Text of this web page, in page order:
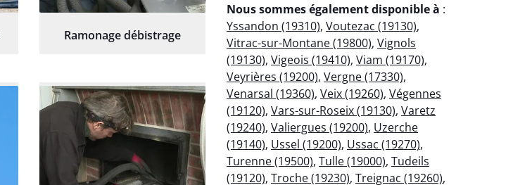
Ramonage débistrage
Nous sommes également disponible à :
Yssandon (19310), Voutezac (19130),
Vitrac-sur-Montane (19800), Vignols
(19130), Vigeois (19410), Viam (19170),
Veyrières (19200), Vergne (17330),
Venarsal (19360), Veix (19260), Végennes
(19120), Vars-sur-Roseix (19130), Varetz
(19240), Valiergues (19200), Uzerche
(19140), Ussel (19200), Ussac (19270),
Turenne (19500), Tulle (19000), Tudeils
(19120), Troche (19230), Treignac (19260),